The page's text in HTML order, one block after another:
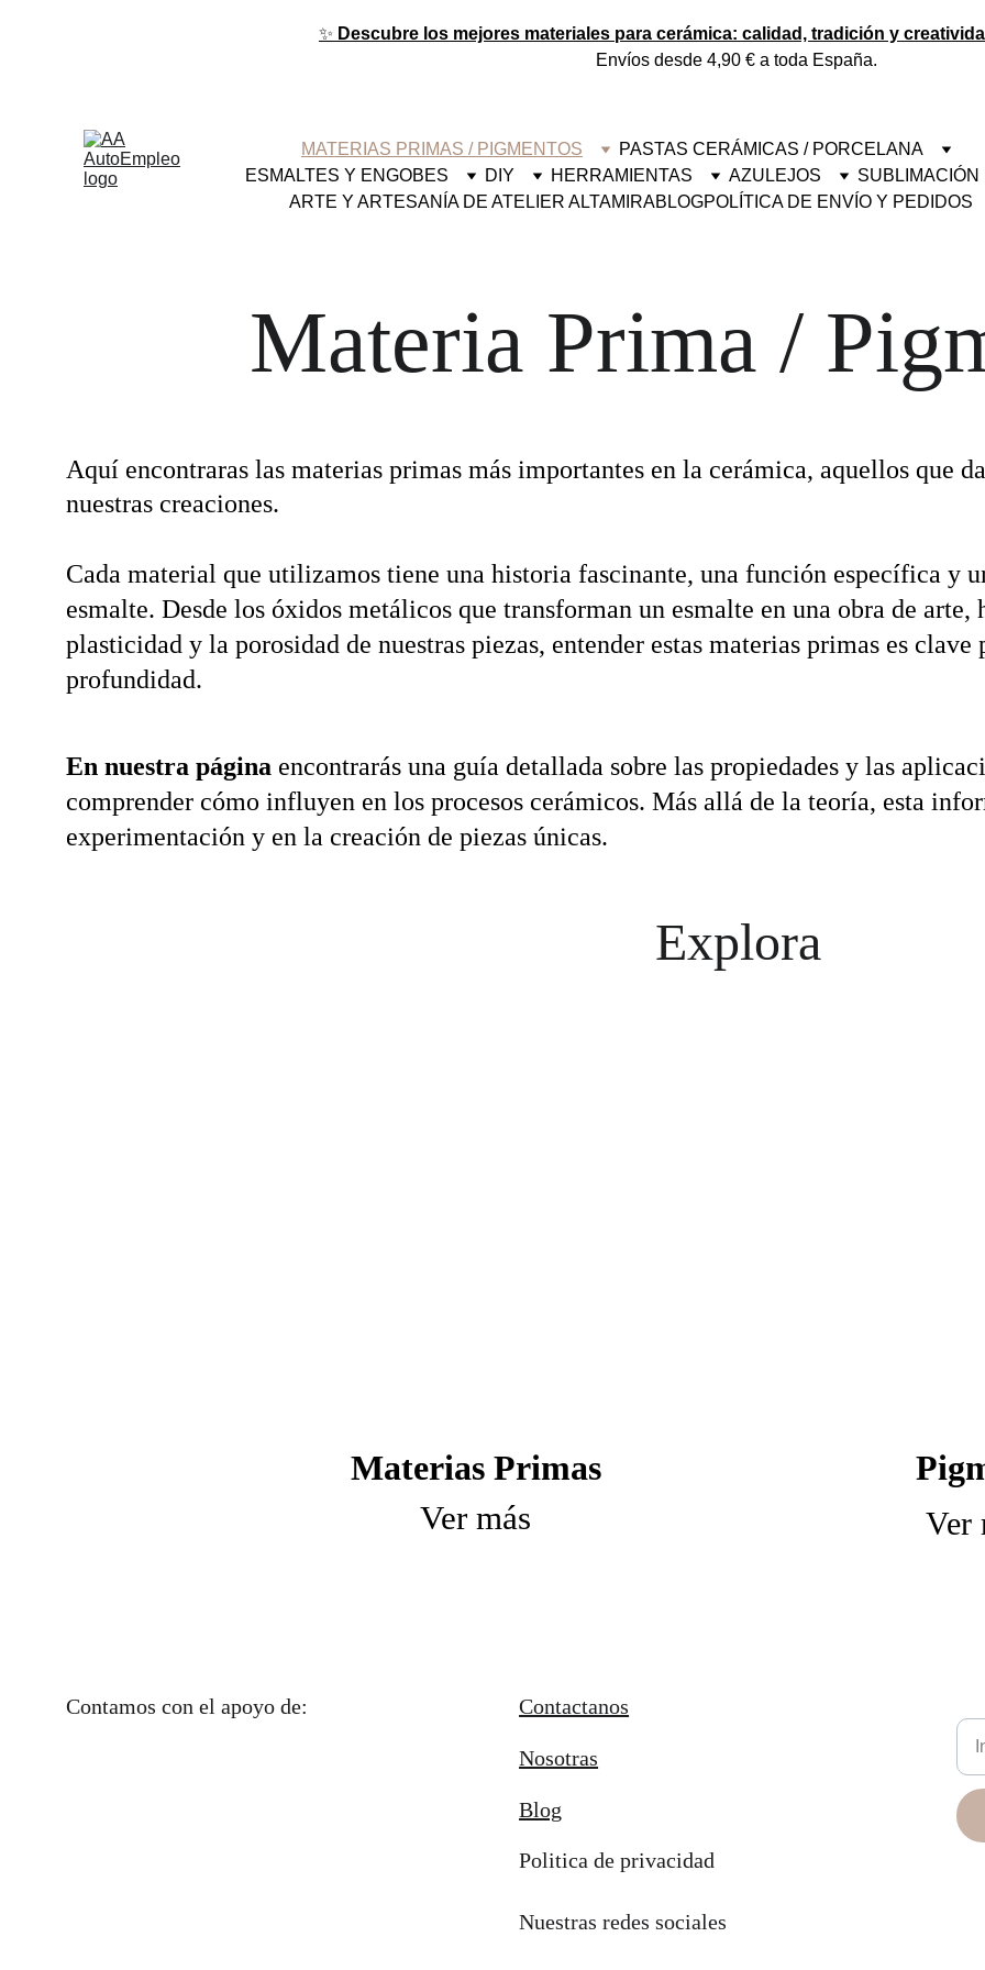
✨ Descubre los mejores materiales para cerámica: calidad, tradición y
Envíos desde 4,90 € a toda España.
MATERIAS PRIMAS / PIGMENTOS
PASTAS CERÁMICAS / PORCELANA
ESMALTES Y ENGOBES
DIY HERRAMIENTAS AZULEJOS
SUBLIMACIÓN
ARTE Y ARTESANÍA DE ATELIER ALTAMIRABLOGPOLÍTICA DE ENVÍO Y PEDIDOS
Materia Prima /
Aquí encontraras las materias primas más importantes en la cerámica, aquellos que
nuestras creaciones.
Cada material que utilizamos tiene una historia fascinante, una función específica y
esmalte. Desde los óxidos metálicos que transforman un esmalte en una obra de
plasticidad y la porosidad de nuestras piezas, entender estas materias primas es
profundidad.
En nuestra página encontrarás una guía detallada sobre las propiedades y las
comprender cómo influyen en los procesos cerámicos. Más allá de la teoría, esta
experimentación y en la creación de piezas únicas.
Explora
Materias Primas
Ver más Ver
Contactanos
Nuestras redes sociales
Contamos con el apoyo de:
Nosotras
Blog
Politica de privacidad